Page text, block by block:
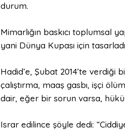
durum.
Mimarlığın baskıcı toplumsal
yani Dünya Kupası için
Hadid’e, Şubat 2014’te verdiği
çalıştırma, maaş gasbı, işçi
dair, eğer bir sorun varsa,
Israr edilince şöyle dedi: